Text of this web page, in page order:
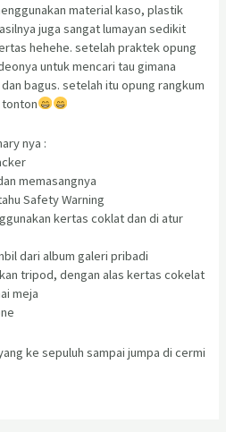
material kaso, plastik
juga sangat lumayan sedikit
hehehe. setelah praktek opung
untuk mencari tau gimana
bagus. setelah itu opung rangkum
tonton
nya :
memasangnya
Safety Warning
kertas coklat dan di atur
dari album galeri pribadi
tripod, dengan alas kertas cokelat
meja
ke sepuluh sampai jumpa di cermi